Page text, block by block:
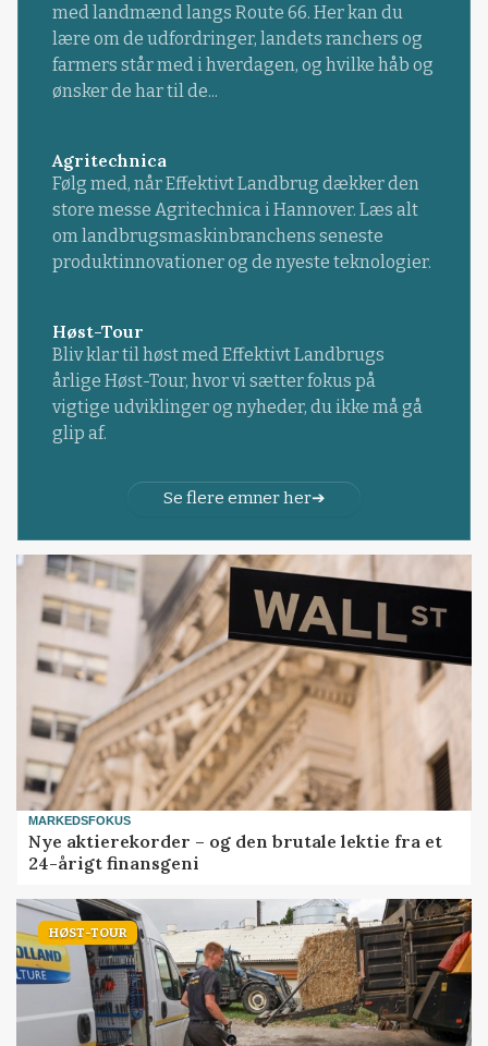
med landmænd langs Route 66. Her kan du
lære om de udfordringer, landets ranchers og
farmers står med i hverdagen, og hvilke håb og
ønsker de har til de...
Agritechnica
Følg med, når Effektivt Landbrug dækker den
store messe Agritechnica i Hannover. Læs alt
om landbrugsmaskinbranchens seneste
produktinnovationer og de nyeste teknologier.
Høst-Tour
Bliv klar til høst med Effektivt Landbrugs
årlige Høst-Tour, hvor vi sætter fokus på
vigtige udviklinger og nyheder, du ikke må gå
glip af.
Se flere emner her
MARKEDSFOKUS
Nye aktierekorder – og den brutale lektie fra et
24-årigt finansgeni
HØST-TOUR